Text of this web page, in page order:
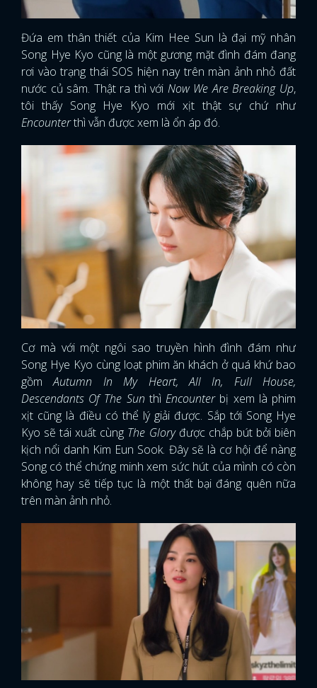
x
ĐĂNG NHẬP
Đứa em thân thiết của Kim Hee Sun là đại mỹ nhân
Song Hye Kyo cũng là một gương mặt đình đám đang
rơi vào trạng thái SOS hiện nay trên màn ảnh nhỏ đất
nước củ sâm. Thật ra thì với Now We Are Breaking Up,
tôi thấy Song Hye Kyo mới xịt thật sự chứ như
Encounterthì vẫn được xem là ổn áp đó.
Cơ mà với một ngôi sao truyền hình đình đám như
Song Hye Kyo cùng loạt phim ăn khách ở quá khứ bao
gồmAutumn In My Heart, All In, Full House,
Descendants Of The Sun thìEncounterbị xem là phim
xịt cũng là điều có thể lý giải được. Sắp tới Song Hye
Kyo sẽ tái xuất cùng The Gloryđược chắp bút bởi biên
kịch nổi danh Kim Eun Sook. Đây sẽ là cơ hội để nàng
Song có thể chứng minh xem sức hút của mình có còn
không hay sẽ tiếp tục là một thất bại đáng quên nữa
trên màn ảnh nhỏ.